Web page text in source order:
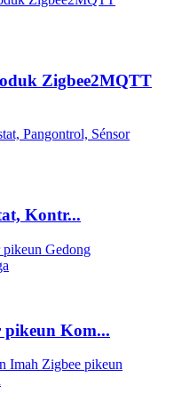
Zigbee2MQTT
Kontr...
pikeun Kom...